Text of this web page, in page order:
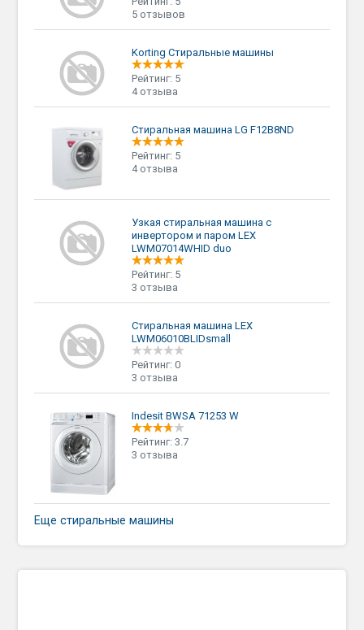
5 отзывов
Korting Стиральные машины
Рейтинг: 5
4 отзыва
Стиральная машина LG F12B8ND
Рейтинг: 5
4 отзыва
Узкая стиральная машина с
инвертором и паром LEX
LWM07014WHID duo
Рейтинг: 5
3 отзыва
Стиральная машина LEX
LWM06010BLIDsmall
Рейтинг: 0
3 отзыва
Indesit BWSA 71253 W
Рейтинг: 3.7
3 отзыва
Еще стиральные машины